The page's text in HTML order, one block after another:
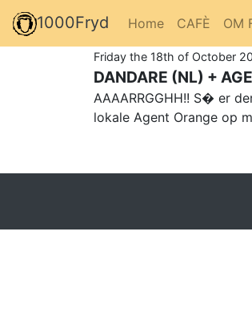
1000Fryd Home CAFÈ OM
Friday the 18th of October
DANDARE (NL) +
AAAARRGGHH!! S� er
lokale Agent Orange op